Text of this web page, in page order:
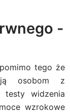
-
tego że
osobom z
testy widzenia
wzrokowe